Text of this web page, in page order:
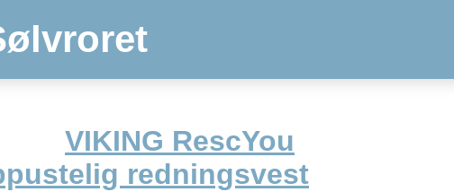
VIKING RescYou
redningsvest